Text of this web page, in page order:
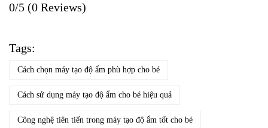
0/5 (0 Reviews)
Tags:
Cách chọn máy tạo độ ẩm phù hợp cho bé
Cách sử dụng máy tạo độ ẩm cho bé hiệu quả
Công nghệ tiên tiến trong máy tạo độ ẩm tốt cho bé